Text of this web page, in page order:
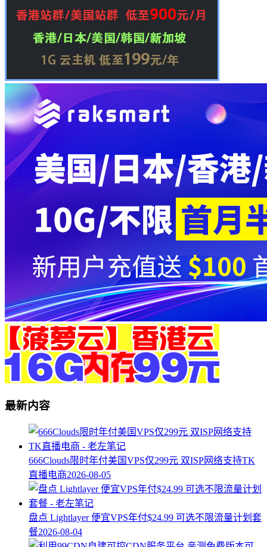
最新内容
666Clouds限时年付美国VPS仅299元 双ISP网络支持TK
直播电商2026-08-05
盘点 Lightlayer 便宜VPS年付$24.99 可选不限流量计划套
餐2026-08-04